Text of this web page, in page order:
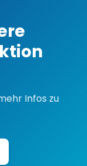
Infos zu